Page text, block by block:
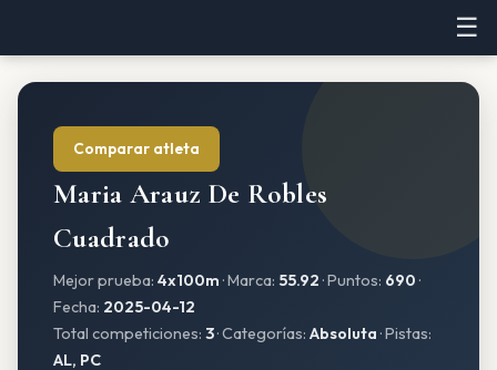
☰
Comparar atleta
Maria Arauz De Robles
Cuadrado
Mejor prueba: 4x100m · Marca: 55.92 · Puntos: 690 ·
Fecha: 2025-04-12
Total competiciones: 3· Categorías: Absoluta · Pistas:
AL, PC